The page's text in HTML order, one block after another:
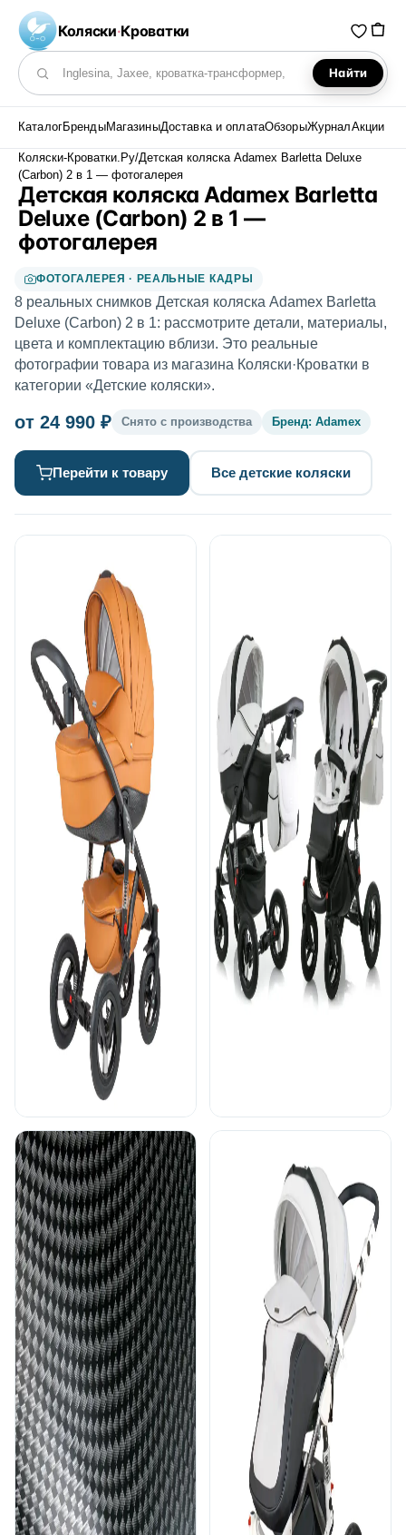
Коляски·Кроватки
Поиск по каталогу
Найти
КаталогБрендыМагазиныДоставка и оплатаОбзорыЖурналАкции
Коляски-Кроватки.Ру/Детская коляска Adamex Barletta Deluxe
(Carbon) 2 в 1 — фотогалерея
Детская коляска Adamex Barletta
Deluxe (Carbon) 2 в 1 —
фотогалерея
ФОТОГАЛЕРЕЯ · РЕАЛЬНЫЕ КАДРЫ
8 реальных снимков Детская коляска Adamex Barletta
Deluxe (Carbon) 2 в 1: рассмотрите детали, материалы,
цвета и комплектацию вблизи. Это реальные
фотографии товара из магазина Коляски·Кроватки в
категории «Детские коляски».
от 24 990 ₽ Снято с производства Бренд: Adamex
Перейти к товару Все детские коляски